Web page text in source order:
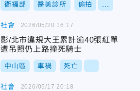
衛福部 醫美診所 偷拍
社會
影/北市違規大王累計逾40張紅單
遭吊照仍上路撞死騎士
中山區 車禍 死亡
2026/05/20 16:17
社會 2026/05/17 20:18